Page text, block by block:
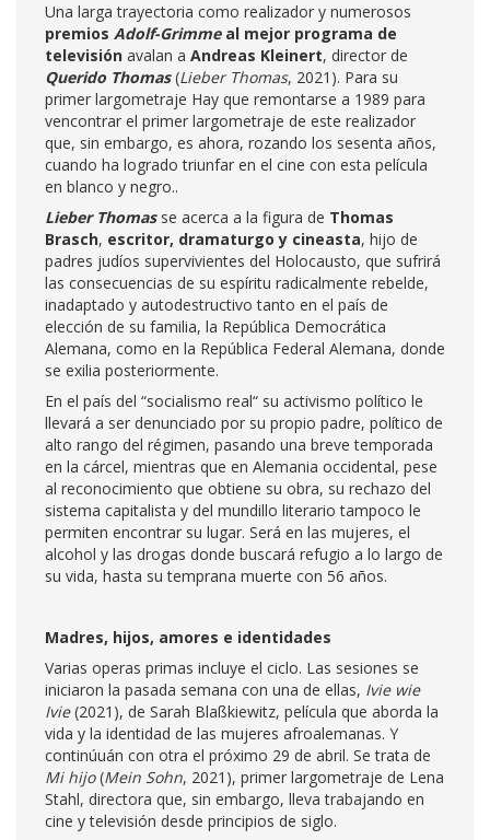
Una larga trayectoria como realizador y numerosos
premios Adolf-Grimmeal mejor programa de
televisión avalan a Andreas Kleinert, director de
Querido Thomas(Lieber Thomas, 2021). Para su
primer largometraje Hay que remontarse a 1989 para
vencontrar el primer largometraje de este realizador
que, sin embargo, es ahora, rozando los sesenta años,
cuando ha logrado triunfar en el cine con esta película
en blanco y negro..
Lieber Thomasse acerca a la figura de Thomas
Brasch, escritor, dramaturgo y cineasta, hijo de
padres judíos supervivientes del Holocausto, que sufrirá
las consecuencias de su espíritu radicalmente rebelde,
inadaptado y autodestructivo tanto en el país de
elección de su familia, la República Democrática
Alemana, como en la República Federal Alemana, donde
se exilia posteriormente.
En el país del “socialismo real“ su activismo político le
llevará a ser denunciado por su propio padre, político de
alto rango del régimen, pasando una breve temporada
en la cárcel, mientras que en Alemania occidental, pese
al reconocimiento que obtiene su obra, su rechazo del
sistema capitalista y del mundillo literario tampoco le
permiten encontrar su lugar. Será en las mujeres, el
alcohol y las drogas donde buscará refugio a lo largo de
su vida, hasta su temprana muerte con 56 años.
Madres, hijos, amores e identidades
Varias operas primas incluye el ciclo. Las sesiones se
iniciaron la pasada semana con una de ellas, Ivie wie
Ivie(2021), de Sarah Blaßkiewitz, película que aborda la
vida y la identidad de las mujeres afroalemanas. Y
continúuán con otra el próximo 29 de abril. Se trata de
Mi hijo(Mein Sohn, 2021), primer largometraje de Lena
Stahl, directora que, sin embargo, lleva trabajando en
cine y televisión desde principios de siglo.